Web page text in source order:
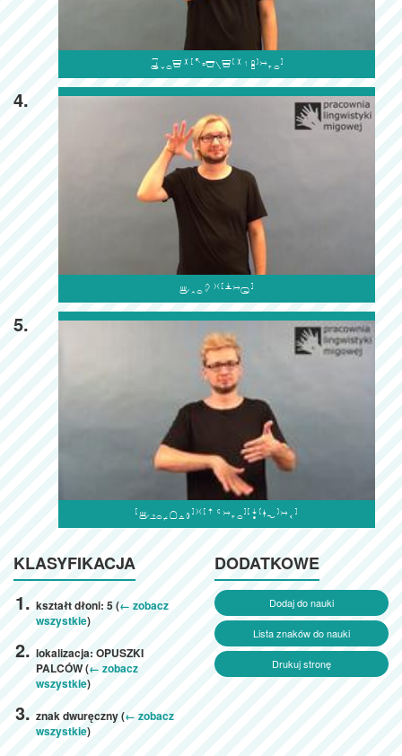

4.

5.

KLASYFIKACJA
kształt dłoni: 5 (← zobacz
wszystkie)
lokalizacja: OPUSZKI
PALCÓW (← zobacz
wszystkie)
znak dwuręczny (← zobacz
wszystkie)
DODATKOWE
Dodaj do nauki
Lista znaków do nauki
Drukuj stronę